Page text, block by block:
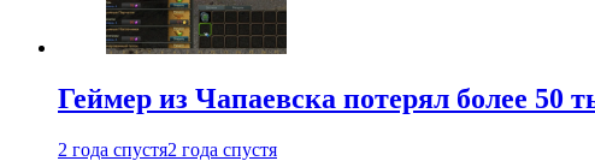
Геймер из Чапаевска потерял более 50
2 года спустя2 года спустя